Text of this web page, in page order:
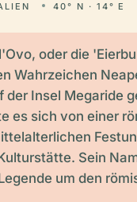
40° N · 14° E
oder die
Wahrzeichen
der Insel Megaride
es sich von einer
Sein
um den